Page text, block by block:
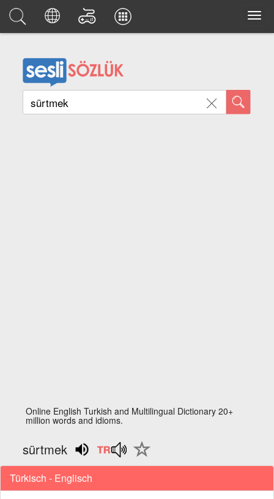
Online English Turkish and Multilingual Dictionary 20+
million words and idioms.
sürtmek
Türkisch - Englisch